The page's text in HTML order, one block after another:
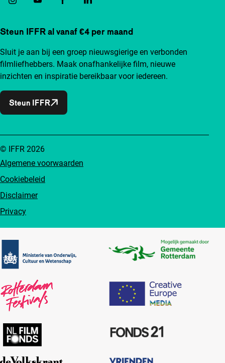
Steun IFFR al vanaf €4 per maand
Sluit je aan bij een groep nieuwsgierige en verbonden
filmliefhebbers. Maak onafhankelijke film, nieuwe
inzichten en inspiratie bereikbaar voor iedereen.
Steun IFFR
Algemene voorwaarden
Cookiebeleid
Disclaimer
Privacy
© IFFR 2026